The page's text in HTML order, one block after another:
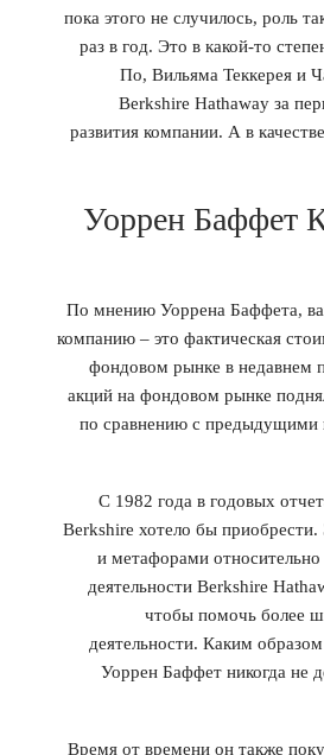
пока этого не случилось, роль
раз в год. Это в какой-то
По, Вильяма Теккерея и
Berkshire Hathaway за
развития компании. А в
Уоррен Баффет
По мнению Уоррена Баффета,
компанию – это фактическая
фондовом рынке в недавнем
акций на фондовом рынке
по сравнению с предыдущими
С 1982 года в годовых
Berkshire хотело бы
и метафорами
деятельности Berkshire
чтобы помочь более
деятельности. Каким
Уоррен Баффет никогда не
Время от времени он также